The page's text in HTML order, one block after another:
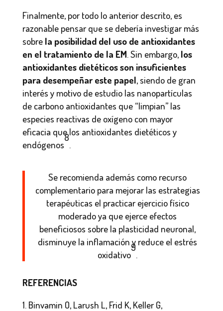
Finalmente, por todo lo anterior descrito, es
razonable pensar que se debería investigar más
sobre la posibilidad del uso de antioxidantes
en el tratamiento de la EM. Sin embargo, los
antioxidantes dietéticos son insuficientes
para desempeñar este papel, siendo de gran
interés y motivo de estudio las nanopartículas
de carbono antioxidantes que “limpian” las
especies reactivas de oxígeno con mayor
eficacia que los antioxidantes dietéticos y
endógenos
8
.
Se recomienda además como recurso
complementario para mejorar las estrategias
terapéuticas el practicar ejercicio físico
moderado ya que ejerce efectos
beneficiosos sobre la plasticidad neuronal,
disminuye la inflamación y reduce el estrés
oxidativo
9
.
REFERENCIAS
Binvamin O, Larush L, Frid K, Keller G,